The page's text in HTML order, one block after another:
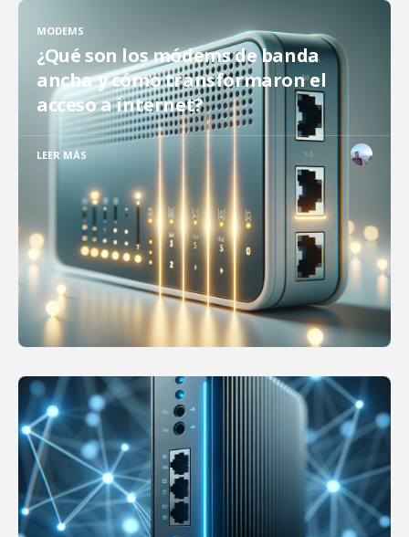
MODEMS
¿Qué son los módems de banda
ancha y cómo transformaron el
acceso a internet?
LEER MÁS